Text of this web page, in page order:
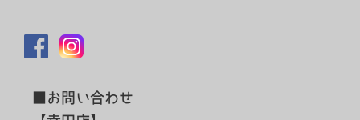
■お問い合わせ